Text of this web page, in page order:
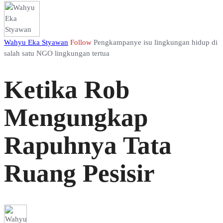
Wahyu Eka Styawan Follow Pengkampanye isu lingkungan hidup di
salah satu NGO lingkungan tertua
Ketika Rob
Mengungkap
Rapuhnya Tata
Ruang Pesisir